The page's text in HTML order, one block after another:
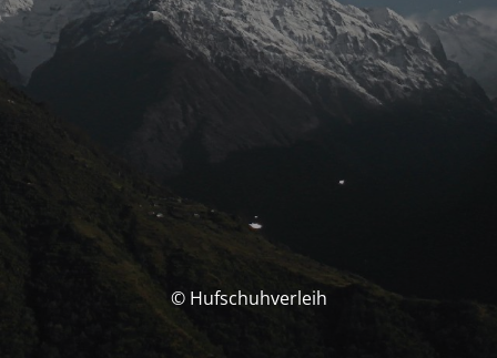
© Hufschuhverleih